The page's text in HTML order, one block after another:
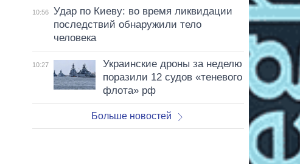
10:56
Удар по Киеву: во время ликвидации
последствий обнаружили тело
человека
10:27
Украинские дроны за неделю
поразили 12 судов «теневого
флота» рф
Больше новостей